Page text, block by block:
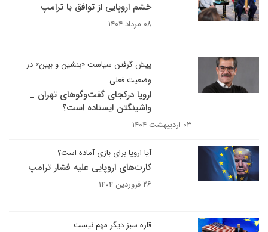
خشم اروپایی از توافق با ترامپ
۰۸ مرداد ۱۴۰۴
پیش گرفتن سیاست «بنشین و ببین» در
وضعیت فعلی
اروپا درکجای گفت‌وگوهای تهران _
واشینگتن ایستاده است؟
۰۳ اردیبهشت ۱۴۰۴
آیا اروپا برای بازی آماده است؟
کارت‌های اروپایی علیه فشار ترامپ
۲۶ فروردین ۱۴۰۴
قاره سبز دیگر مهم نیست